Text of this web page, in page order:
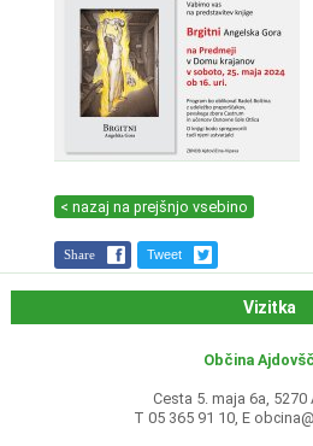
< nazaj na prejšnjo vsebino
Share Tweet
Vizitka
Občina
Cesta 5. maja 6a, 5270
T 05 365 91 10, E